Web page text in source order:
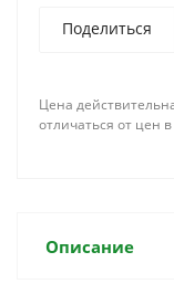
Поделиться
Цена
отличаться от цен
Описание